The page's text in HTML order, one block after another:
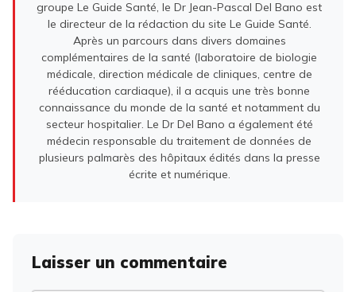
groupe Le Guide Santé, le Dr Jean-Pascal Del Bano est
le directeur de la rédaction du site Le Guide Santé.
Après un parcours dans divers domaines
complémentaires de la santé (laboratoire de biologie
médicale, direction médicale de cliniques, centre de
rééducation cardiaque), il a acquis une très bonne
connaissance du monde de la santé et notamment du
secteur hospitalier. Le Dr Del Bano a également été
médecin responsable du traitement de données de
plusieurs palmarès des hôpitaux édités dans la presse
écrite et numérique.
Laisser un commentaire